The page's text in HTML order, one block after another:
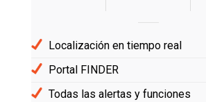
Localización en tiempo real
Portal FINDER
Todas las alertas y funciones